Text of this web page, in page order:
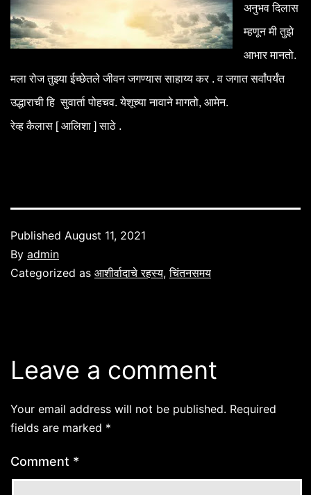
अनुभव दिलास
म्हणून मी तुझे
आभार मानतो.
मला रोज तुझ्या ईच्छेतले जीवन जगण्यास साहाय्य कर . व जगात सर्वांपर्यंत
उद्धाराची हि सुवार्ता पोहचव. येशूच्या नावाने मागतो, आमेन.
रेव्ह कैलास [ आलिशा ] साठे .
Published August 11, 2021
By admin
Categorized as आशीर्वादाचे रहस्य,चिंतनसमय
Leave a comment
Your email address will not be published. Required
fields are marked *
Comment *